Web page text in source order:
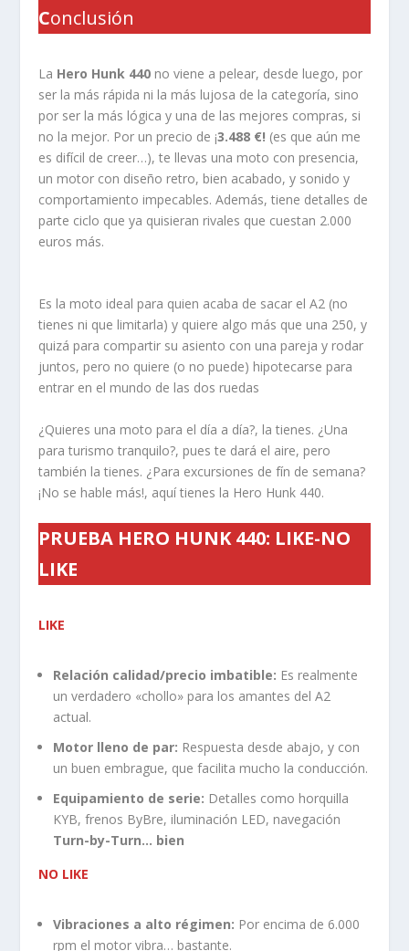
Conclusión
La Hero Hunk 440 no viene a pelear, desde luego, por
ser la más rápida ni la más lujosa de la categoría, sino
por ser la más lógica y una de las mejores compras, si
no la mejor. Por un precio de ¡3.488 €! (es que aún me
es difícil de creer…), te llevas una moto con presencia,
un motor con diseño retro, bien acabado, y sonido y
comportamiento impecables. Además, tiene detalles de
parte ciclo que ya quisieran rivales que cuestan 2.000
euros más.
Es la moto ideal para quien acaba de sacar el A2 (no
tienes ni que limitarla) y quiere algo más que una 250, y
quizá para compartir su asiento con una pareja y rodar
juntos, pero no quiere (o no puede) hipotecarse para
entrar en el mundo de las dos ruedas
¿Quieres una moto para el día a día?, la tienes. ¿Una
para turismo tranquilo?, pues te dará el aire, pero
también la tienes. ¿Para excursiones de fín de semana?
¡No se hable más!, aquí tienes la Hero Hunk 440.
PRUEBA HERO HUNK 440: LIKE-NO
LIKE
LIKE
Relación calidad/precio imbatible: Es realmente
un verdadero «chollo» para los amantes del A2
actual.
Motor lleno de par: Respuesta desde abajo, y con
un buen embrague, que facilita mucho la conducción.
Equipamiento de serie: Detalles como horquilla
KYB, frenos ByBre, iluminación LED, navegación
Turn-by-Turn… bien
NO LIKE
Vibraciones a alto régimen: Por encima de 6.000
rpm el motor vibra… bastante.